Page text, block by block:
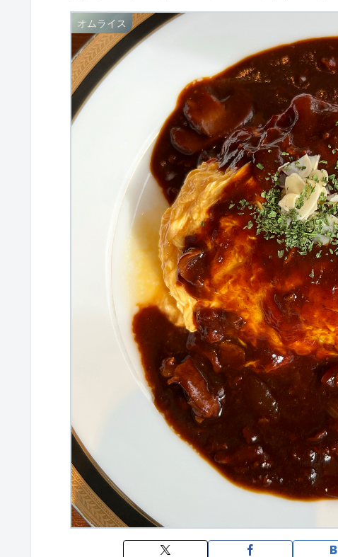
オムライス